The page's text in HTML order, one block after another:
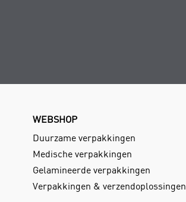
WEBSHOP
Duurzame verpakkingen
Medische verpakkingen
Gelamineerde verpakkingen
Verpakkingen & verzendoplossingen